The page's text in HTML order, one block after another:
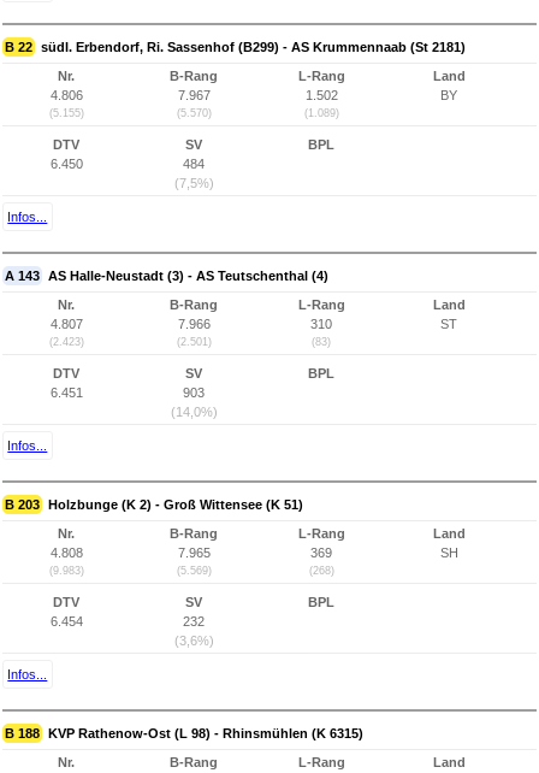
B 22 südl. Erbendorf, Ri. Sassenhof (B299) - AS Krummennaab (St 2181)
Nr.
4.806
(5.155)
B-Rang
7.967
(5.570)
L-Rang
1.502
(1.089)
Land
BY
DTV
6.450
SV
484
(7,5%)
BPL
Infos...
A 143 AS Halle-Neustadt (3) - AS Teutschenthal (4)
Nr.
4.807
(2.423)
B-Rang
7.966
(2.501)
L-Rang
310
(83)
Land
ST
DTV
6.451
SV
903
(14,0%)
BPL
Infos...
B 203 Holzbunge (K 2) - Groß Wittensee (K 51)
Nr.
4.808
(9.983)
B-Rang
7.965
(5.569)
L-Rang
369
(268)
Land
SH
DTV
6.454
SV
232
(3,6%)
BPL
Infos...
B 188 KVP Rathenow-Ost (L 98) - Rhinsmühlen (K 6315)
Nr.
B-Rang
L-Rang
Land